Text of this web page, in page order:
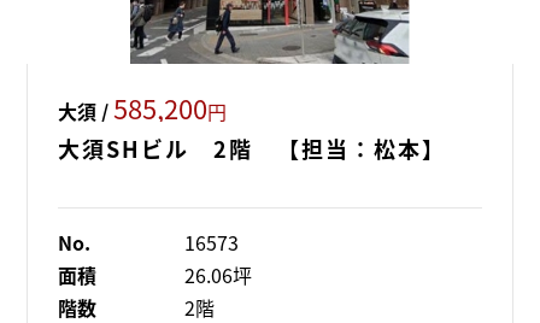
大須 /585,200円
大須SHビル 2階 【担当：松本】
No.
16573
面積
26.06坪
階数
2階